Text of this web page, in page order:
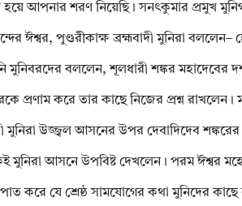
আপনার শরণ নিয়েছি। সনৎকুমার প্রমুখ
পুণ্ডরীকাক্ষ ব্রহ্মবাদী মুনিরা
মুনিবরদের বললেন, শূলধারী শঙ্কর মহাদেবের
প্রণাম করে তার কাছে নিজের প্রশ্ন
মুনিরা উজ্জ্বল আসনের উপর দেবাদিদেব
মুনিরা আসনে উপবিষ্ট দেখলেন। পরম ঈশ্বর
করে যে শ্রেষ্ঠ সামযোগের কথা মুনিদের